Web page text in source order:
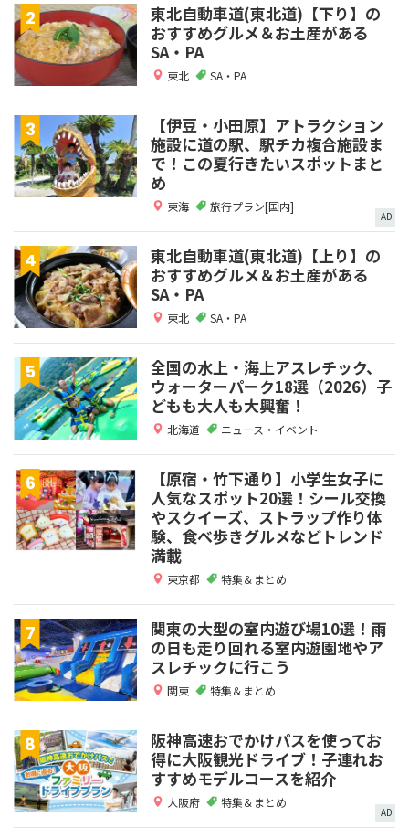
東北自動車道(東北道)【下り】の
おすすめグルメ＆お土産がある
SA・PA
東北 SA・PA
【伊豆・小田原】アトラクション
施設に道の駅、駅チカ複合施設ま
で！この夏行きたいスポットまと
め
東海 旅行プラン[国内]
AD
東北自動車道(東北道)【上り】の
おすすめグルメ＆お土産がある
SA・PA
東北 SA・PA
全国の水上・海上アスレチック、
ウォーターパーク18選（2026）子
どもも大人も大興奮！
北海道 ニュース・イベント
【原宿・竹下通り】小学生女子に
人気なスポット20選！シール交換
やスクイーズ、ストラップ作り体
験、食べ歩きグルメなどトレンド
満載
東京都 特集＆まとめ
関東の大型の室内遊び場10選！雨
の日も走り回れる室内遊園地やア
スレチックに行こう
関東 特集＆まとめ
阪神高速おでかけパスを使ってお
得に大阪観光ドライブ！子連れお
すすめモデルコースを紹介
大阪府 特集＆まとめ
AD